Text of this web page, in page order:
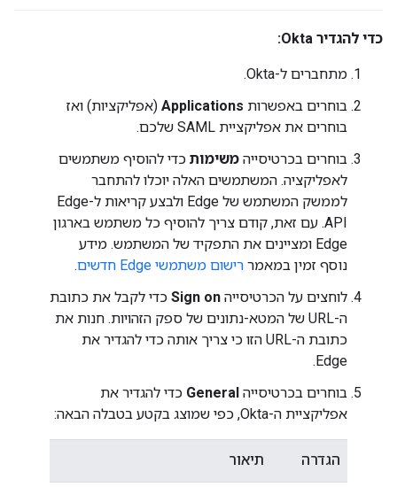
כדי להגדיר Okta:
מתחברים ל-Okta.
בוחרים באפשרות Applications (אפליקציות) ואז
בוחרים את אפליקציית SAML שלכם.
בוחרים בכרטיסייה משימות כדי להוסיף משתמשים
לאפליקציה. המשתמשים האלה יוכלו להתחבר
לממשק המשתמש של Edge ולבצע קריאות ל-Edge
API. עם זאת, קודם צריך להוסיף כל משתמש בארגון
Edge ומציינים את התפקיד של המשתמש. מידע
נוסף זמין במאמר רישום משתמשי Edge חדשים
.
לוחצים על הכרטיסייה Sign on כדי לקבל את כתובת
ה-URL של המטא-נתונים של ספק הזהויות. חנות את
כתובת ה-URL הזו כי צריך אותה כדי להגדיר את
Edge.
בוחרים בכרטיסייה General כדי להגדיר את
אפליקציית ה-Okta, כפי שמוצג בקטע בטבלה הבאה:
הגדרה תיאור